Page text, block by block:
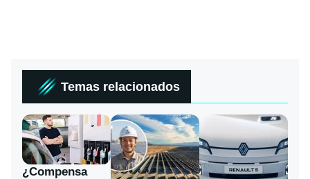
Temas relacionados
¿Compensa